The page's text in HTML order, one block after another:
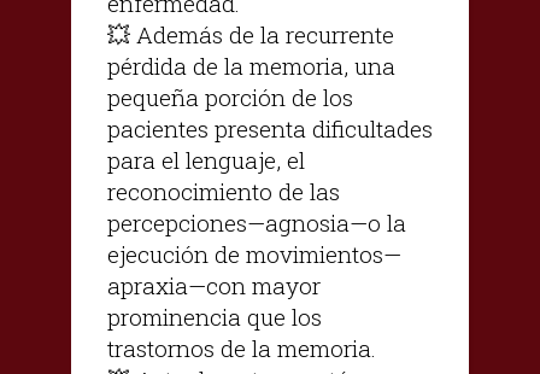
💥 Además de la recurrente
pérdida de la memoria, una
pequeña porción de los
pacientes presenta dificultades
para el lenguaje, el
reconocimiento de las
percepciones—agnosia—o la
ejecución de movimientos—
apraxia—con mayor
prominencia que los
trastornos de la memoria.